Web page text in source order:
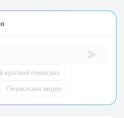
краткий пересказ
Перескажи видео